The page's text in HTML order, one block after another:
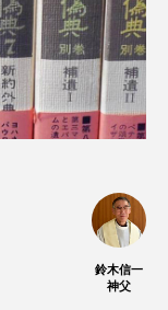
鈴木信一
神父